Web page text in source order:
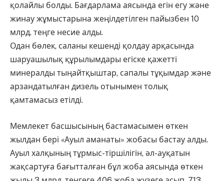
қолайлы болды. Бағдарлама аясында егін егу және
жинау жұмыстарына жеңілдетілген пайызбен 10
млрд. теңге несие алды.
Одан бөлек, саланы кешенді қолдау арқасында
шаруашылық құрылымдары егіске қажетті
минералды тыңайтқыштар, сапалы тұқымдар және
арзандатылған дизель отынымен толық
қамтамасыз етілді.
Мемлекет басшысының бастамасымен өткен
жылдан бері «Ауыл аманаты» жобасы бастау алды.
Ауыл халқының тұрмыс-тіршілігін, әл-ауқатын
жақсартуға бағытталған бұл жоба аясында өткен